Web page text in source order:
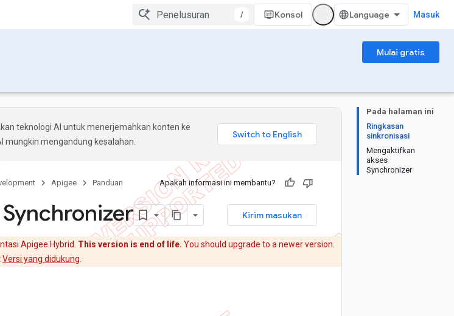
/ Konsol Masuk
Mulai gratis
Pada halaman ini
Ringkasan
sinkronisasi
Mengaktifkan
akses
Synchronizer
teknologi AI untuk menerjemahkan konten ke
mungkin mengandung kesalahan.
Apigee Panduan Apakah informasi ini membantu?
Kirim masukan
Apigee Hybrid. This version is end of life. You should upgrade to a newer version.
Versi yang didukung